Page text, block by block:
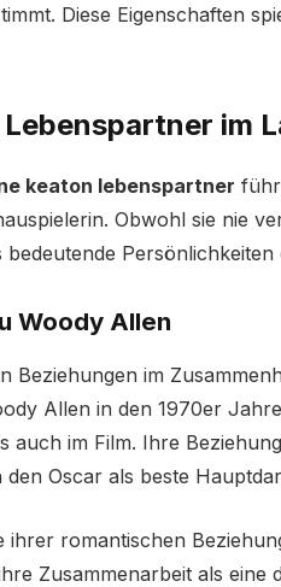
Diese Eigenschaften
im
keaton lebenspartner
Obwohl sie nie
bedeutende
Woody Allen
Beziehungen im
Allen in den 1970er
auch im Film. Ihre
Oscar als beste
ihrer romantischen
Zusammenarbeit als